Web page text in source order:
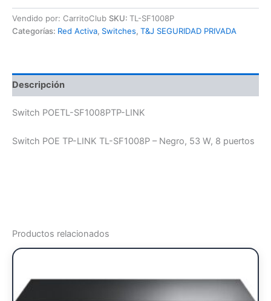
Vendido por: CarritoClub SKU: TL-SF1008P
Categorías: Red Activa, Switches, T&J SEGURIDAD PRIVADA
Descripción
Switch POETL-SF1008PTP-LINK
Switch POE TP-LINK TL-SF1008P – Negro, 53 W, 8 puertos
Productos relacionados